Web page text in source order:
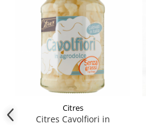
Citres
Citres Cavolfiori in